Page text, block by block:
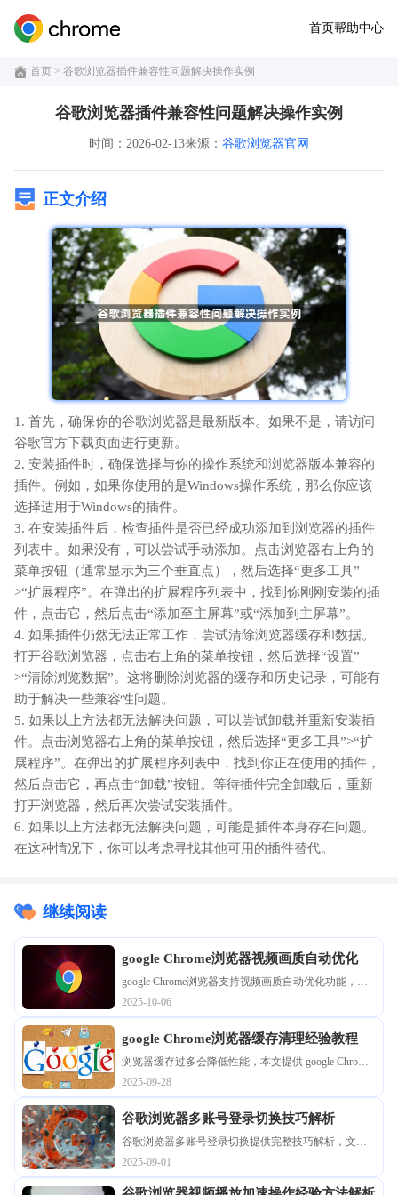
首页帮助中心
首页 > 谷歌浏览器插件兼容性问题解决操作实例
谷歌浏览器插件兼容性问题解决操作实例
时间：2026-02-13来源： 谷歌浏览器官网
正文介绍
1. 首先，确保你的谷歌浏览器是最新版本。如果不是，请访问
谷歌官方下载页面进行更新。
2. 安装插件时，确保选择与你的操作系统和浏览器版本兼容的
插件。例如，如果你使用的是Windows操作系统，那么你应该
选择适用于Windows的插件。
3. 在安装插件后，检查插件是否已经成功添加到浏览器的插件
列表中。如果没有，可以尝试手动添加。点击浏览器右上角的
菜单按钮（通常显示为三个垂直点），然后选择“更多工具”
>“扩展程序”。在弹出的扩展程序列表中，找到你刚刚安装的插
件，点击它，然后点击“添加至主屏幕”或“添加到主屏幕”。
4. 如果插件仍然无法正常工作，尝试清除浏览器缓存和数据。
打开谷歌浏览器，点击右上角的菜单按钮，然后选择“设置”
>“清除浏览数据”。这将删除浏览器的缓存和历史记录，可能有
助于解决一些兼容性问题。
5. 如果以上方法都无法解决问题，可以尝试卸载并重新安装插
件。点击浏览器右上角的菜单按钮，然后选择“更多工具”>“扩
展程序”。在弹出的扩展程序列表中，找到你正在使用的插件，
然后点击它，再点击“卸载”按钮。等待插件完全卸载后，重新
打开浏览器，然后再次尝试安装插件。
6. 如果以上方法都无法解决问题，可能是插件本身存在问题。
在这种情况下，你可以考虑寻找其他可用的插件替代。
继续阅读
google Chrome浏览器视频画质自动优化
google Chrome浏览器支持视频画质自动优化功能，提
升观看画面清晰度和流畅度，增强用户体验。
2025-10-06
google Chrome浏览器缓存清理经验教程
浏览器缓存过多会降低性能，本文提供 google Chrome
浏览器缓存清理经验教程，包括手动清理、插件辅助
及操作技巧，帮助提升浏览效率。
2025-09-28
谷歌浏览器多账号登录切换技巧解析
谷歌浏览器多账号登录切换提供完整技巧解析，文章
讲解操作步骤、配置方法及优化技巧，帮助用户高效
管理多个账号并保持数据独立。
2025-09-01